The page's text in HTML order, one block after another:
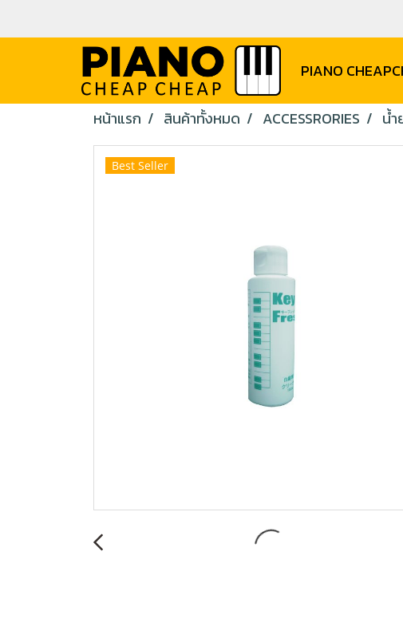
PIANO
หน้าแรก สินค้าทั้งหมด ACCESSRORIES น้ำ
Best Seller